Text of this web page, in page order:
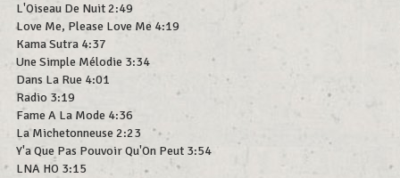
L'Oiseau De Nuit 2:49
Love Me, Please Love Me 4:19
Kama Sutra 4:37
Une Simple Mélodie 3:34
Dans La Rue 4:01
Radio 3:19
Fame A La Mode 4:36
La Michetonneuse 2:23
Y'a Que Pas Pouvoir Qu'On Peut 3:54
LNA HO 3:15